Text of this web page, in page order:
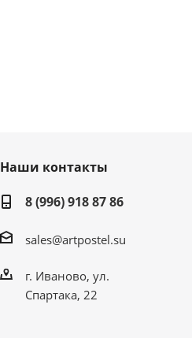
Наши контакты
8 (996) 918 87 86
sales@artpostel.su
г. Иваново, ул.
Спартака, 22